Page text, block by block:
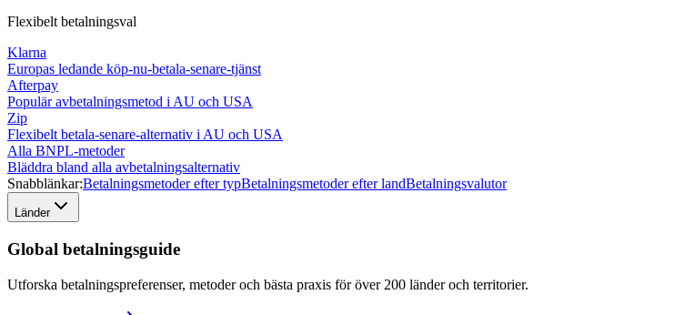
Flexibelt betalningsval
Klarna
Europas ledande köp-nu-betala-senare-tjänst
Afterpay
Populär avbetalningsmetod i AU och USA
Zip
Flexibelt betala-senare-alternativ i AU och USA
Alla BNPL-metoder
Bläddra bland alla avbetalningsalternativ
Snabblänkar:Betalningsmetoder efter typBetalningsmetoder efter landBetalningsvalutor
Länder
Global betalningsguide
Utforska betalningspreferenser, metoder och bästa praxis för över 200 länder och territorier.